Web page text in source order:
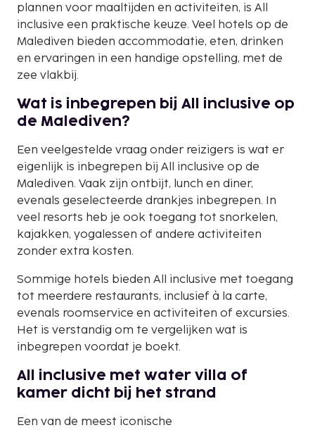
plannen voor maaltijden en activiteiten, is All
inclusive een praktische keuze. Veel hotels op de
Malediven bieden accommodatie, eten, drinken
en ervaringen in een handige opstelling, met de
zee vlakbij.
Wat is inbegrepen bij All inclusive op
de Malediven?
Een veelgestelde vraag onder reizigers is wat er
eigenlijk is inbegrepen bij All inclusive op de
Malediven. Vaak zijn ontbijt, lunch en diner,
evenals geselecteerde drankjes inbegrepen. In
veel resorts heb je ook toegang tot snorkelen,
kajakken, yogalessen of andere activiteiten
zonder extra kosten.
Sommige hotels bieden All inclusive met toegang
tot meerdere restaurants, inclusief à la carte,
evenals roomservice en activiteiten of excursies.
Het is verstandig om te vergelijken wat is
inbegrepen voordat je boekt.
All inclusive met water villa of
kamer dicht bij het strand
Een van de meest iconische